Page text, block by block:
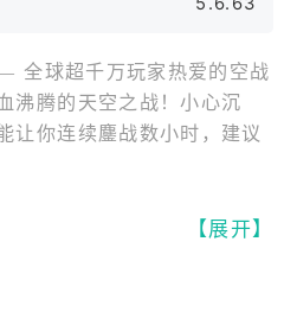
全球超千万玩家热爱的空战
沸腾的天空之战！小心沉
让你连续鏖战数小时，建议
【展开】